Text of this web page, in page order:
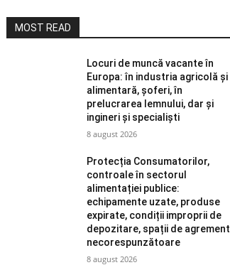
MOST READ
Locuri de muncă vacante în
Europa: în industria agricolă și
alimentară, șoferi, în
prelucrarea lemnului, dar și
ingineri și specialiști
8 august 2026
Protecția Consumatorilor,
controale în sectorul
alimentației publice:
echipamente uzate, produse
expirate, condiții improprii de
depozitare, spații de agrement
necorespunzătoare
8 august 2026